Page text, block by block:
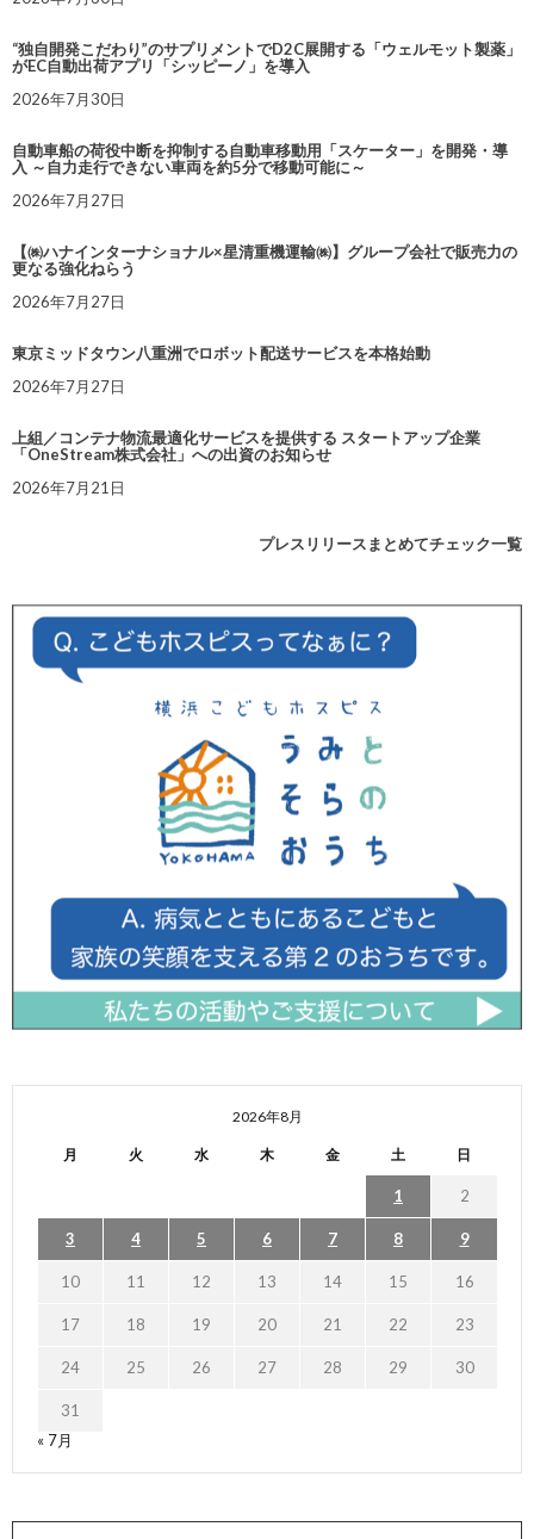
“独自開発こだわり”のサプリメントでD2C展開する「ウェルモット製薬」
がEC自動出荷アプリ「シッピーノ」を導入
2026年7月30日
自動車船の荷役中断を抑制する自動車移動用「スケーター」を開発・導
入 ～自力走行できない車両を約5分で移動可能に～
2026年7月27日
【㈱ハナインターナショナル×星清重機運輸㈱】グループ会社で販売力の
更なる強化ねらう
2026年7月27日
東京ミッドタウン八重洲でロボット配送サービスを本格始動
2026年7月27日
上組／コンテナ物流最適化サービスを提供する スタートアップ企業
「OneStream株式会社」への出資のお知らせ
2026年7月21日
プレスリリースまとめてチェック一覧
2026年8月
月 火 水 木 金 土 日
1 2
3 4 5 6 7 8 9
10 11 12 13 14 15 16
17 18 19 20 21 22 23
24 25 26 27 28 29 30
31
« 7月